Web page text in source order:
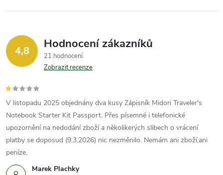
4,8 Hodnocení zákazníků
21 hodnocení
Zobrazit recenze
Marek Plachky
V listopadu 2025 objednány dva kusy Zápisník Midori Traveler's
Notebook Starter Kit Passport. Přes písemné i telefonické
upozornění na nedodání zboží a několikerých slibech o vrácení
platby se doposud (9.3.2026) nic nezměnilo. Nemám ani zboží,ani
peníze.